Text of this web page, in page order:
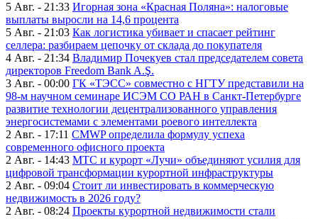
5 Авг. - 21:33 Игорная зона «Красная Поляна»: налоговые
выплаты выросли на 14,6 процента
5 Авг. - 21:03 Как логистика убивает и спасает рейтинг
селлера: разбираем цепочку от склада до покупателя
4 Авг. - 21:34 Владимир Почекуев стал председателем совета
директоров Freedom Bank A.Ş.
3 Авг. - 00:00 ГК «ТЭСС» совместно с НГТУ представили на
98-м научном семинаре ИСЭМ СО РАН в Санкт-Петербурге
развитие технологии децентрализованного управления
энергосистемами с элементами роевого интеллекта
2 Авг. - 17:11 CMWP определила формулу успеха
современного офисного проекта
2 Авг. - 14:43 МТС и курорт «Лучи» объединяют усилия для
цифровой трансформации курортной инфраструктуры
2 Авг. - 09:04 Стоит ли инвестировать в коммерческую
недвижимость в 2026 году?
2 Авг. - 08:24 Проекты курортной недвижимости стали